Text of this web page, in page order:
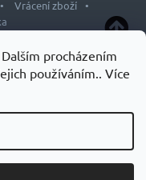
procházením
používáním.. Více
Vrácení zboží